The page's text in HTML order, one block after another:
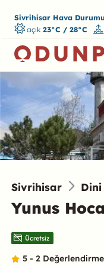
Sivrihisar Hava Durumu
açık 23°C / 28°C
Sivrihisar Dini
Yunus
Ücretsiz
5 - 2 Değerlendirme